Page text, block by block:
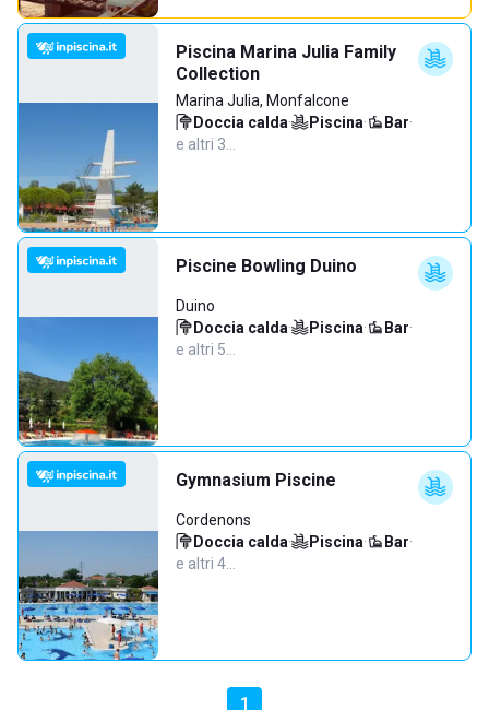
Piscina Marina Julia Family
Collection
Marina Julia, Monfalcone
Doccia calda· Piscina· Bar·
e altri 3…
Piscine Bowling Duino
Duino
Doccia calda· Piscina· Bar·
e altri 5…
Gymnasium Piscine
Cordenons
Doccia calda· Piscina· Bar·
e altri 4…
1